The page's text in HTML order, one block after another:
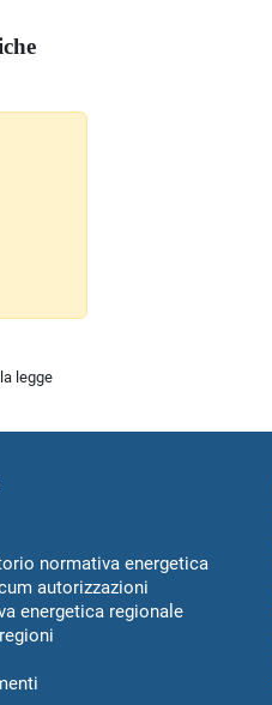
legge
normativa energetica
autorizzazioni
energetica regionale